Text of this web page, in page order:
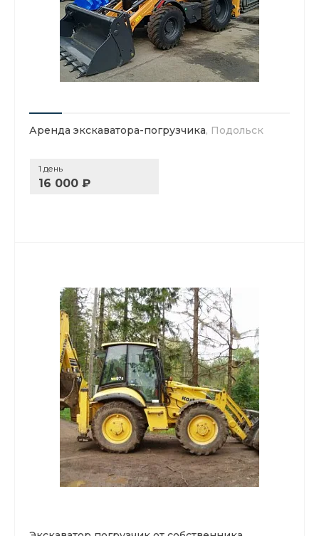
Аренда экскаватора-погрузчика, Подольск
1 день
16 000 ₽